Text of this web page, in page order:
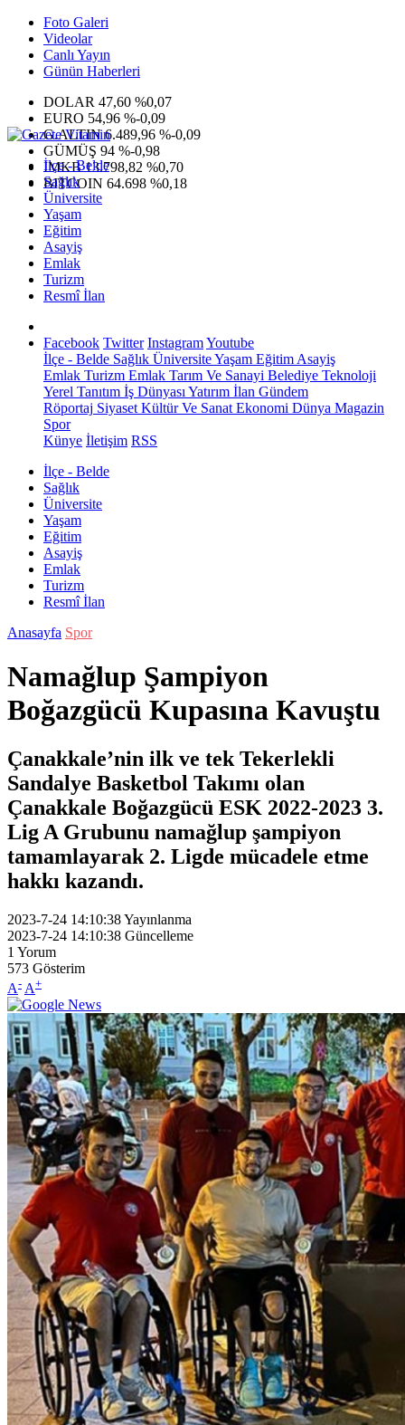
Foto Galeri
Videolar
Canlı Yayın
Günün Haberleri
DOLAR 47,60 %0,07
EURO 54,96 %-0,09
G.ALTIN6.489,96 %-0,09
GÜMÜŞ 94 %-0,98
IMKB13.798,82 %0,70
BITCOIN 64.698 %0,18
İlçe - Belde
Sağlık
Üniversite
Yaşam
Eğitim
Asayiş
Emlak
Turizm
Resmî İlan
Facebook Twitter InstagramYoutube
İlçe - Belde Sağlık ÜniversiteYaşam Eğitim Asayiş
Emlak Turizm Emlak Tarım Ve Sanayi Belediye Teknoloji
Yerel Tanıtım İş Dünyası Yatırım İlan Gündem
Röportaj Siyaset Kültür Ve Sanat Ekonomi Dünya Magazin
Spor
Künye İletişim RSS
İlçe - Belde
Sağlık
Üniversite
Yaşam
Eğitim
Asayiş
Emlak
Turizm
Resmî İlan
Anasayfa Spor
Namağlup Şampiyon
Boğazgücü Kupasına Kavuştu
Çanakkale’nin ilk ve tek Tekerlekli
Sandalye Basketbol Takımı olan
Çanakkale Boğazgücü ESK 2022-2023 3.
Lig A Grubunu namağlup şampiyon
tamamlayarak 2. Ligde mücadele etme
hakkı kazandı.
2023-7-24 14:10:38Yayınlanma
2023-7-24 14:10:38 Güncelleme
1 Yorum
573 Gösterim
A- A+